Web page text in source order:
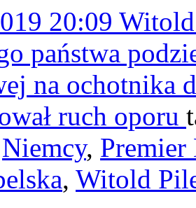
20:09
państwa
na ochotnika
ruch oporu
Niemcy,
, Witold